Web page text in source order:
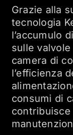
Grazie alla
tecnologia
l’accumulo
sulle
camera di
l’efficienza
consumi di